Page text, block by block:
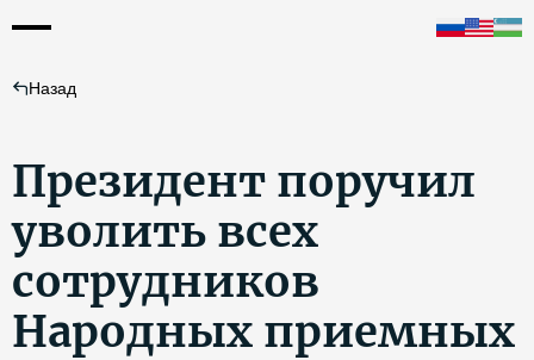
Назад
Президент поручил
уволить всех
сотрудников
Народных приемных